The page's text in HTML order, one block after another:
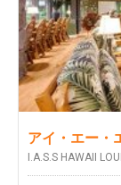
アイ・エー・
I.A.S.S HAWAII